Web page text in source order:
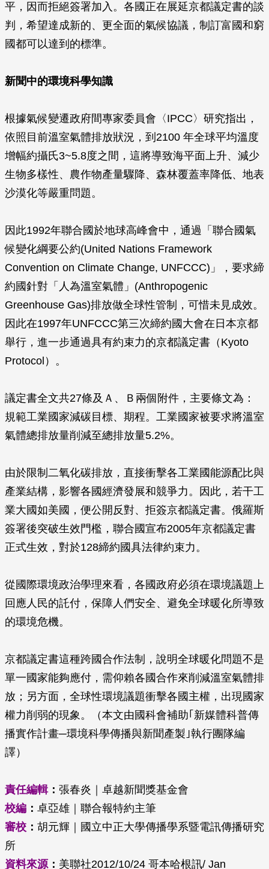
平，因而拒絕簽署加入。各國正在展延京都議定書的談
判，希望達成新的、更全面的氣候協議，制訂富國和窮
國都可以達到的標準。
新聞中的環境科學知識
根據氣候變遷政府間專家委員會〈IPCC〉研究指出，
依照目前溫室氣體排放狀況，到2100 年全球平均溫度
增幅約攝氏3~5.8度之間，這將導致海平面上升、減少
生物多樣性、農作物產量驟降、森林覆蓋率降低、地表
沙漠化等嚴重問題。
因此1992年聯合國於地球高峰會中，通過「聯合國氣
候變化綱要公約(United Nations Framework
Convention on Climate Change, UNFCCC)」，要求締
約國針對「人為溫室氣體」(Anthropogenic
Greenhouse Gas)排放做全球性管制，可惜未見成效。
因此在1997年UNFCCC第三次締約國大會在日本京都
舉行，進一步通過具有約束力的京都議定書（Kyoto
Protocol）。
議定書全文共27條及Ａ、Ｂ兩個附件，主要條文為：
規範工業國家減碳目標、期程。工業國家被要求將溫室
氣體總排放量削減至總排放量5.2%。
由於限制二氧化碳排放，直接衝擊各工業國能源配比與
產業結構，影響各國經濟發展和競爭力。因此，若干工
業大國如美國，便公開反對、拒簽京都議定書。俄羅斯
簽署後突破生效門檻，聯合國宣布2005年京都議定書
正式生效，對於128締約國具法律約束力。
從國際環境政治學理來看，各國政府必須在環境議題上
回應人民的託付，保障人們安全、避免全球暖化所導致
的環境危機。
京都議定書這種跨國合作法制，說明全球暖化問題不是
單一國家能夠應付，需仰賴各國合作來削減溫室氣體排
放；另方面，全球性環境議題衝擊各國主權，出現國家
權力削弱的現象。（本文由國科會補助｢新媒體科普傳
播實作計畫─環境科學傳播與新聞產製｣執行團隊編
譯）
責任編輯： 張春炎｜卓越新聞獎基金會
校編 ： 卓亞雄｜聯合報特約主筆
審校 ： 胡元輝｜國立中正大學傳播學系暨電訊傳播研究
所
資料來源： 美聯社2012/10/24 哥本哈根訊/ Jan